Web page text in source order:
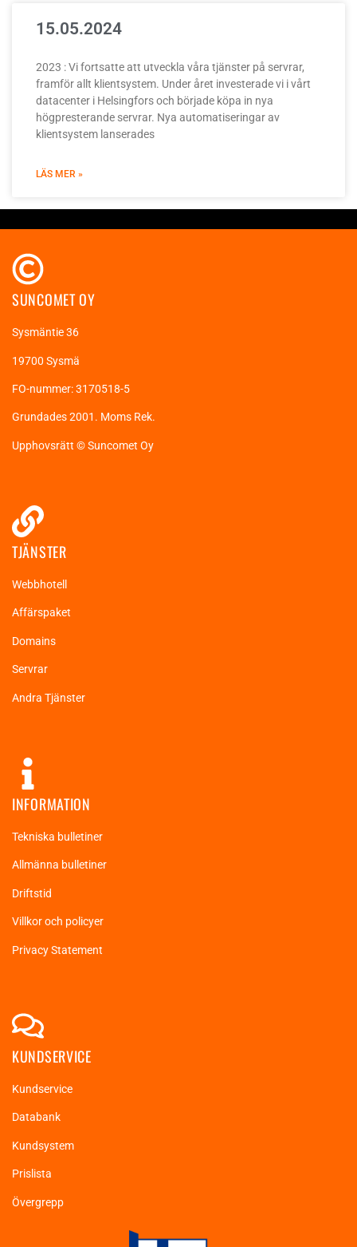
15.05.2024
2023 : Vi fortsatte att utveckla våra tjänster på servrar,
framför allt klientsystem. Under året investerade vi i vårt
datacenter i Helsingfors och började köpa in nya
högpresterande servrar. Nya automatiseringar av
klientsystem lanserades
LÄS MER »
SUNCOMET OY
Sysmäntie 36
19700 Sysmä
FO-nummer: 3170518-5
Grundades 2001. Moms Rek.
Upphovsrätt © Suncomet Oy
TJÄNSTER
Webbhotell
Affärspaket
Domains
Servrar
Andra Tjänster
INFORMATION
Tekniska bulletiner
Allmänna bulletiner
Driftstid
Villkor och policyer
Privacy Statement
KUNDSERVICE
Kundservice
Databank
Kundsystem
Prislista
Övergrepp